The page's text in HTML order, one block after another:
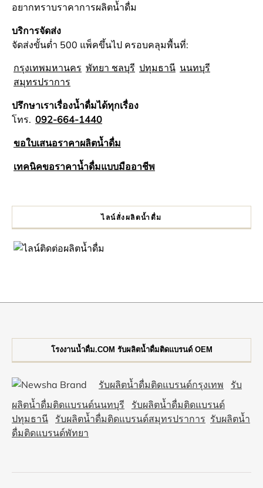
อยากทราบราคาการผลิตน้ำดื่ม
บริการจัดส่ง
จัดส่งขั้นต่ำ 500 แพ็คขึ้นไป ครอบคลุมพื้นที่:
กรุงเทพมหานคร พัทยา ชลบุรี ปทุมธานี นนทบุรี
สมุทรปราการ
ปรึกษาเราเรื่องน้ำดื่มได้ทุกเรื่อง
โทร. 092-664-1440
ขอใบเสนอราคาผลิตน้ำดื่ม
เทคนิคขอราคาน้ำดื่มแบบมืออาชีพ
ไลน์สั่งผลิตน้ำดื่ม
โรงงานน้ำดื่ม.COM รับผลิตน้ำดื่มติดแบรนด์ OEM
รับผลิตน้ำดื่มติดแบรนด์กรุงเทพ
รับ
ผลิตน้ำดื่มติดแบรนด์นนทบุรี
รับผลิตน้ำดื่มติดแบรนด์
ปทุมธานี
รับผลิตน้ำดื่มติดแบรนด์สมุทรปราการ รับผลิตน้ำ
ดื่มติดแบรนด์พัทยา